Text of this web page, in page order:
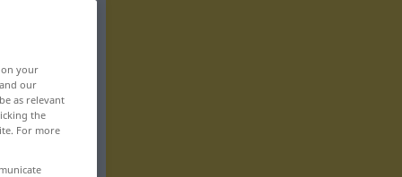
your
our
as relevant
the
For more